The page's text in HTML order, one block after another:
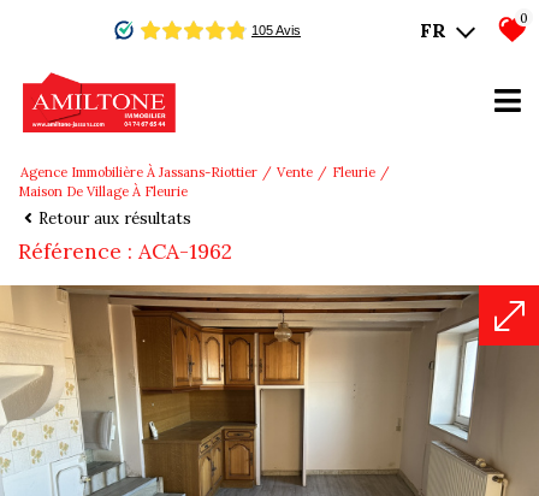
FR
0
Agence Immobilière À Jassans-Riottier Vente
Fleurie
Maison De Village À Fleurie
Retour aux résultats
Référence : ACA-1962